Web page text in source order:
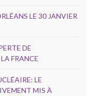
LE 30 JANVIER
DE
FRANCE
LE
MIS À